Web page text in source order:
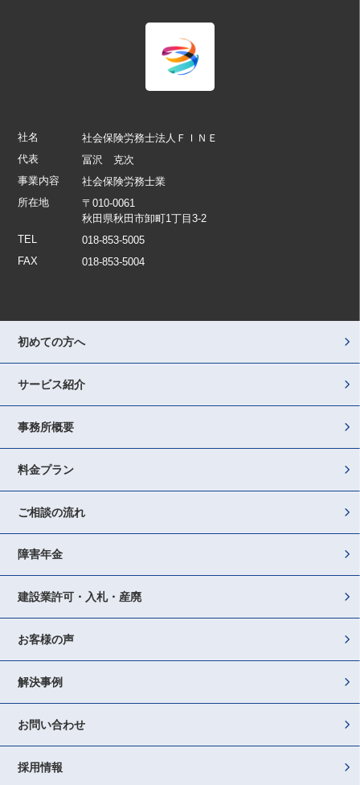
社名
社会保険労務士法人ＦＩＮＥ
代表
冨沢 克次
事業内容
社会保険労務士業
所在地
〒010-0061
秋田県秋田市卸町1丁目3-2
TEL
018-853-5005
FAX
018-853-5004
初めての方へ
サービス紹介
事務所概要
料金プラン
ご相談の流れ
障害年金
建設業許可・入札・産廃
お客様の声
解決事例
お問い合わせ
採用情報